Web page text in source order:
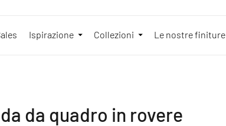
Ispirazione Collezioni Le nostre finiture
da quadro in rovere